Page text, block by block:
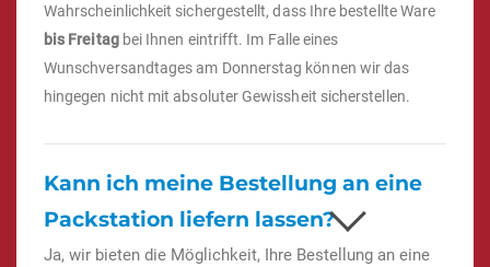
Wahrscheinlichkeit sichergestellt, dass Ihre bestellte Ware
bis Freitagbei Ihnen eintrifft. Im Falle eines
Wunschversandtages am Donnerstag können wir das
hingegen nicht mit absoluter Gewissheit sicherstellen.
Kann ich meine Bestellung an eine
Packstation liefern lassen?
Ja, wir bieten die Möglichkeit, Ihre Bestellung an eine